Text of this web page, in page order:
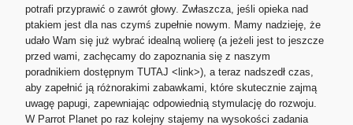
potrafi przyprawić o zawrót głowy. Zwłaszcza, jeśli opieka nad
ptakiem jest dla nas czymś zupełnie nowym. Mamy nadzieję, że
udało Wam się już wybrać idealną wolierę (a jeżeli jest to jeszcze
przed wami, zachęcamy do zapoznania się z naszym
poradnikiem dostępnym TUTAJ <link>), a teraz nadszedł czas,
aby zapełnić ją różnorakimi zabawkami, które skutecznie zajmą
uwagę papugi, zapewniając odpowiednią stymulację do rozwoju.
W Parrot Planet po raz kolejny stajemy na wysokości zadania